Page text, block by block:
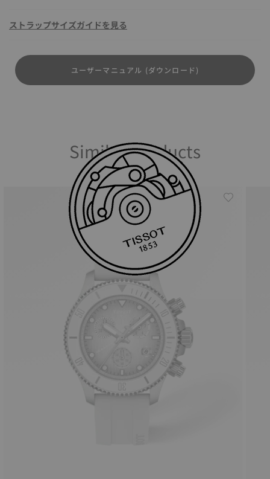
ストラップサイズガイドを見る
ユーザーマニュアル (ダウンロード)
Similar Products